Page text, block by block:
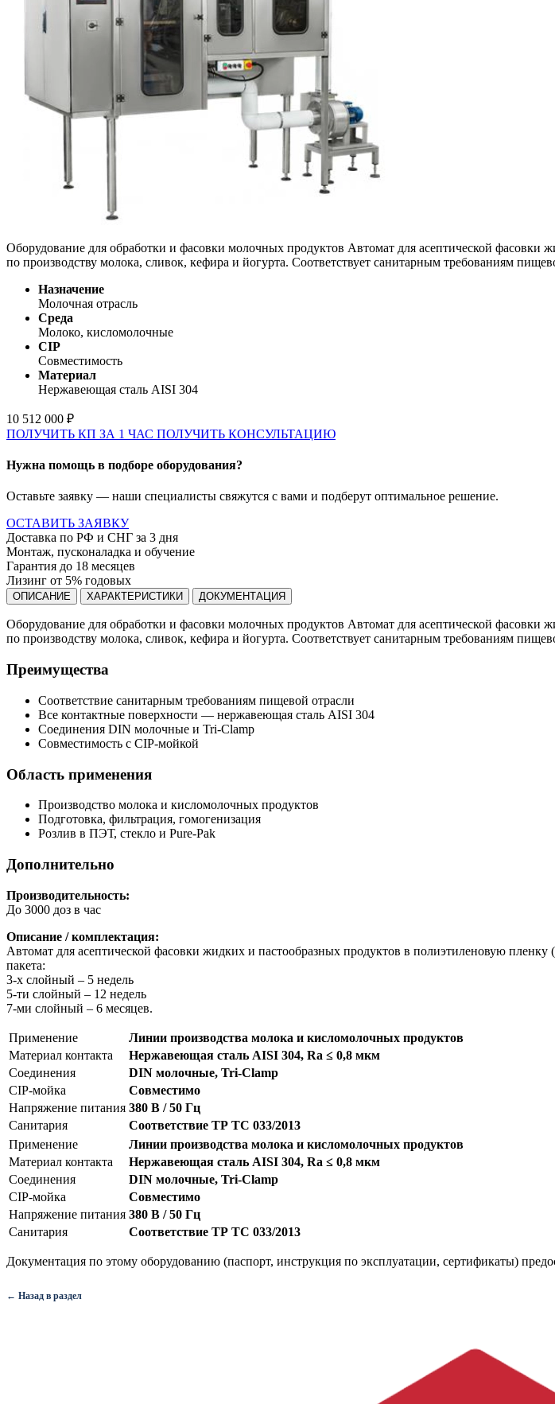
Оборудование для обработки и фасовки молочных продуктов Автомат для асептической
по производству молока, сливок, кефира и йогурта. Соответствует санитарным требованиям
Назначение
Молочная отрасль
Среда
Молоко, кисломолочные
CIP
Совместимость
Материал
Нержавеющая сталь AISI 304
10 512 000 ₽
ПОЛУЧИТЬ КП ЗА 1 ЧАС ПОЛУЧИТЬ КОНСУЛЬТАЦИЮ
Нужна помощь в подборе оборудования?
Оставьте заявку — наши специалисты свяжутся с вами и подберут оптимальное решение.
ОСТАВИТЬ ЗАЯВКУ
Доставка по РФ и СНГ за 3 дня
Монтаж, пусконаладка и обучение
Гарантия до 18 месяцев
Лизинг от 5% годовых
ОПИСАНИЕ ХАРАКТЕРИСТИКИ ДОКУМЕНТАЦИЯ
Оборудование для обработки и фасовки молочных продуктов Автомат для асептической
по производству молока, сливок, кефира и йогурта. Соответствует санитарным требованиям
Преимущества
Соответствие санитарным требованиям пищевой отрасли
Все контактные поверхности — нержавеющая сталь AISI 304
Соединения DIN молочные и Tri-Clamp
Совместимость с CIP-мойкой
Область применения
Производство молока и кисломолочных продуктов
Подготовка, фильтрация, гомогенизация
Розлив в ПЭТ, стекло и Pure-Pak
Дополнительно
Производительность:
До 3000 доз в час
Описание / комплектация:
Автомат для асептической фасовки жидких и пастообразных продуктов в полиэтиленовую
пакета:
3-х слойный – 5 недель
5-ти слойный – 12 недель
7-ми слойный – 6 месяцев.
Применение
Линии производства молока и кисломолочных продуктов
Материал контакта
Нержавеющая сталь AISI 304, Ra ≤ 0,8 мкм
Соединения
DIN молочные, Tri-Clamp
CIP-мойка
Совместимо
Напряжение питания 380 В / 50 Гц
Санитария
Соответствие ТР ТС 033/2013
Применение
Линии производства молока и кисломолочных продуктов
Материал контакта
Нержавеющая сталь AISI 304, Ra ≤ 0,8 мкм
Соединения
DIN молочные, Tri-Clamp
CIP-мойка
Совместимо
Напряжение питания 380 В / 50 Гц
Санитария
Соответствие ТР ТС 033/2013
Документация по этому оборудованию (паспорт, инструкция по эксплуатации, сертификаты)
← Назад в раздел